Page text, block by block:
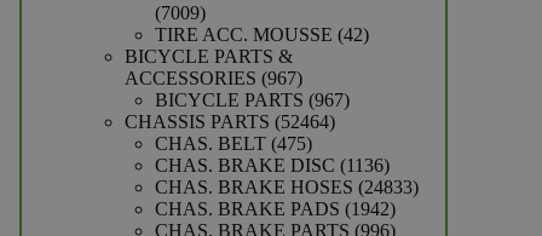
70097009
producten
TIRE ACC. MOUSSE 4242
BICYCLE PARTS &
ACCESSORIES 967967
producten
BICYCLE PARTS 967967
CHASSIS PARTS 5246452464
CHAS. BELT 475475
producten
CHAS. BRAKE DISC 11361136
producten
CHAS. BRAKE HOSES 2483324833
CHAS. BRAKE PADS 19421942
producten
CHAS. BRAKE PARTS 996996